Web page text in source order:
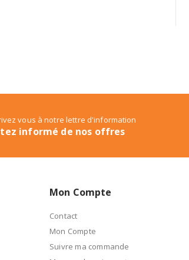
vous à notre lettre d'information
informé de nos offres
Mon Compte
Contact
Mon Compte
Suivre ma commande